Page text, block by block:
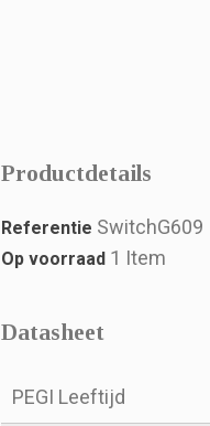
Productdetails
Referentie SwitchG609
Op voorraad 1 Item
Datasheet
PEGI Leeftijd